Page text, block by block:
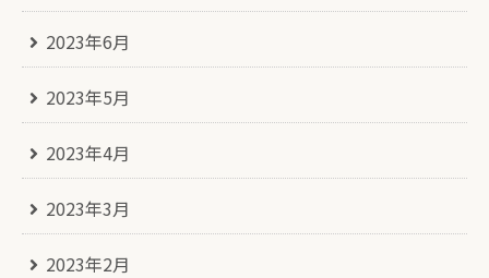
2023年6月
2023年5月
2023年4月
2023年3月
2023年2月